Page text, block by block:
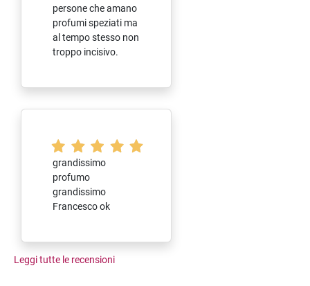
persone che amano
profumi speziati ma
al tempo stesso non
troppo incisivo.
grandissimo
profumo
grandissimo
Francesco ok
Leggi tutte le recensioni